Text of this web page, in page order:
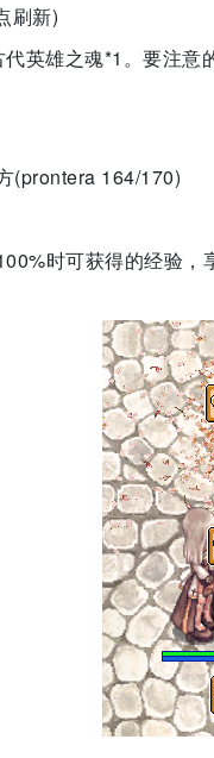
刷新)
雄之魂*1。要注意
164/170)
时可获得的经验，